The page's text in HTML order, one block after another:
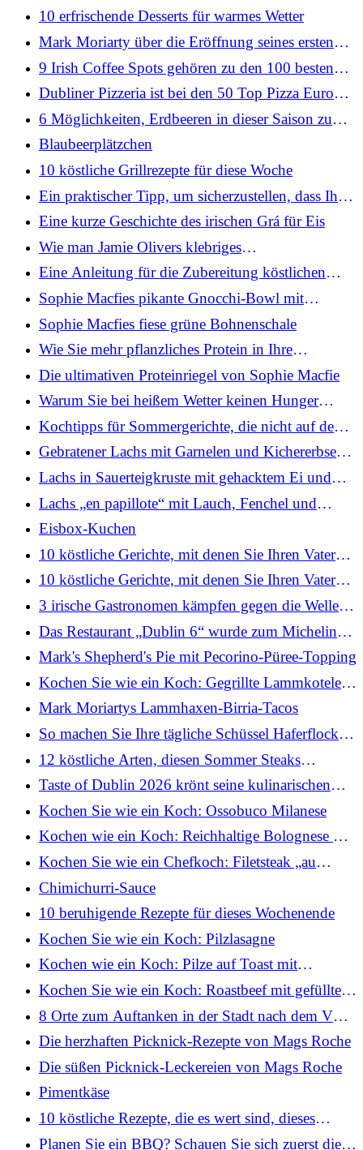
10 erfrischende Desserts für warmes Wetter
Mark Moriarty über die Eröffnung seines ersten
Restaurants in Dublin
9 Irish Coffee Spots gehören zu den 100 besten
Cafés Europas
Dubliner Pizzeria ist bei den 50 Top Pizza Europa
Awards 2026 gelistet
6 Möglichkeiten, Erdbeeren in dieser Saison zu
essen, vom Wimbledon-Chefkoch
Blaubeerplätzchen
10 köstliche Grillrezepte für diese Woche
Ein praktischer Tipp, um sicherzustellen, dass Ihr
Grillgut durchgegart ist
Eine kurze Geschichte des irischen Grá für Eis
Wie man Jamie Olivers klebriges
Orangenhähnchen in 20 Minuten zubereitet
Eine Anleitung für die Zubereitung köstlichen
Eiskaffees zu Hause
Sophie Macfies pikante Gnocchi-Bowl mit
knusprigem Grünkohl
Sophie Macfies fiese grüne Bohnenschale
Wie Sie mehr pflanzliches Protein in Ihre
Ernährung integrieren
Die ultimativen Proteinriegel von Sophie Macfie
Warum Sie bei heißem Wetter keinen Hunger
verspüren
Kochtipps für Sommergerichte, die nicht auf den
Ofen angewiesen sind
Gebratener Lachs mit Garnelen und Kichererbsen
„Pil Pil“
Lachs in Sauerteigkruste mit gehacktem Ei und
Kartoffelsalat
Lachs „en papillote“ mit Lauch, Fenchel und
Buttersauce
Eisbox-Kuchen
10 köstliche Gerichte, mit denen Sie Ihren Vater
zum Vatertag verwöhnen können
10 köstliche Gerichte, mit denen Sie Ihren Vater
zum Vatertag verwöhnen können
3 irische Gastronomen kämpfen gegen die Welle
amerikanischer Brathähnchen
Das Restaurant „Dublin 6“ wurde zum Michelin-
Führer hinzugefügt
Mark's Shepherd's Pie mit Pecorino-Püree-Topping
Kochen Sie wie ein Koch: Gegrillte Lammkoteletts
mit Minze und Joghurt
Mark Moriartys Lammhaxen-Birria-Tacos
So machen Sie Ihre tägliche Schüssel Haferflocken
köstlicher
12 köstliche Arten, diesen Sommer Steaks
zuzubereiten
Taste of Dublin 2026 krönt seine kulinarischen
Champions
Kochen Sie wie ein Koch: Ossobuco Milanese
Kochen wie ein Koch: Reichhaltige Bolognese mit
Rigatoni
Kochen Sie wie ein Chefkoch: Filetsteak „au
poivre“ mit Pommes Frites
Chimichurri-Sauce
10 beruhigende Rezepte für dieses Wochenende
Kochen Sie wie ein Koch: Pilzlasagne
Kochen wie ein Koch: Pilze auf Toast mit
pochiertem Ei und Estragon (Pilz-Gewürztrick)
Kochen Sie wie ein Koch: Roastbeef mit gefüllten
Pilzen, Nduja und Blauschimmelkäse
8 Orte zum Auftanken in der Stadt nach dem VHI
Women's Mini Marathon
Die herzhaften Picknick-Rezepte von Mags Roche
Die süßen Picknick-Leckereien von Mags Roche
Pimentkäse
10 köstliche Rezepte, die es wert sind, dieses
Wochenende auf den Grill zu gehen
Planen Sie ein BBQ? Schauen Sie sich zuerst diese